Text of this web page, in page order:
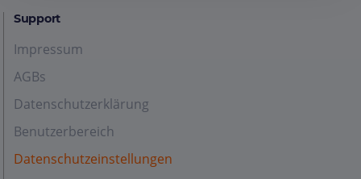
Support
Impressum
AGBs
Datenschutzerklärung
Benutzerbereich
Datenschutzeinstellungen